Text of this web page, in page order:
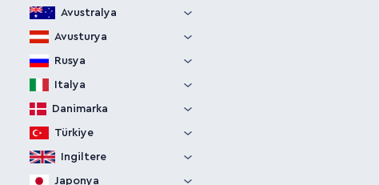
Avustralya
Avusturya
Rusya
Italya
Danimarka
Türkiye
Ingiltere
Japonya